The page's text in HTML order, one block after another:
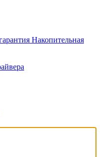
Накопительная